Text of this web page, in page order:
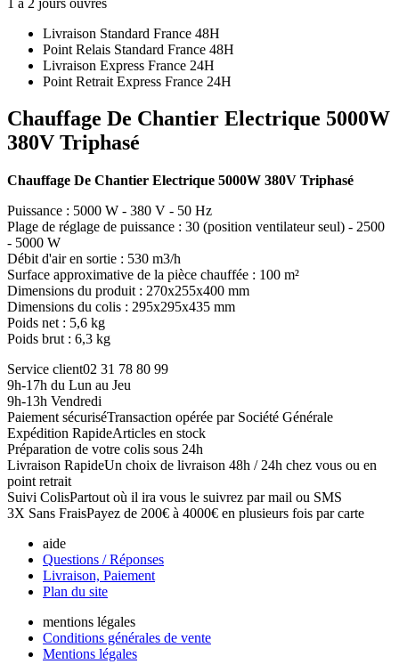
Livraison Standard France 48H
Point Relais Standard France 48H
Livraison Express France 24H
Point Retrait Express France 24H
Chauffage De Chantier Electrique 5000W
380V Triphasé
Chauffage De Chantier Electrique 5000W 380V Triphasé
Puissance : 5000 W - 380 V - 50 Hz
Plage de réglage de puissance : 30 (position ventilateur seul) - 2500
- 5000 W
Débit d'air en sortie : 530 m3/h
Surface approximative de la pièce chauffée : 100 m²
Dimensions du produit : 270x255x400 mm
Dimensions du colis : 295x295x435 mm
Poids net : 5,6 kg
Poids brut : 6,3 kg
Service client02 31 78 80 99
9h-17h du Lun au Jeu
9h-13h Vendredi
Paiement sécuriséTransaction opérée par Société Générale
Expédition RapideArticles en stock
Préparation de votre colis sous 24h
Livraison RapideUn choix de livraison 48h / 24h chez vous ou en
point retrait
Suivi ColisPartout où il ira vous le suivrez par mail ou SMS
3X Sans FraisPayez de 200€ à 4000€ en plusieurs fois par carte
aide
Questions / Réponses
Livraison, Paiement
Plan du site
mentions légales
Conditions générales de vente
Mentions légales